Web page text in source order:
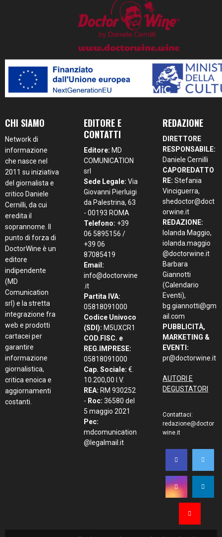
CHI SIAMO
Network di
informazione
che nasce nel
2011 su iniziativa
del giornalista e
critico Daniele
Cernilli, da cui
eredita il
soprannome. Il
punto di forza di
DoctorWine è un
editore
indipendente
(MD
Comunication
srl) e la stretta
integrazione fra
web e prodotti
cartacei per
garantire
informazione
giornalistica,
critica enoica e
aggiornamenti
costanti.
EDITORE E
CONTATTI
Editore: MD
COMUNICATION
srl
Sede Legale: Via
Giovanni Pierluigi
da Palestrina, 63
- 00193 ROMA
Telefono: +39
06 5895156 /
+39 06
87085419
Email:
info@doctorwine
.it
Partita IVA:
05818091000
Codice Univoco
(SDI): M5UXCR1
COD.FISC. e
REG.IMPRESE:
05818091000
Cap. Sociale: €.
10.200,00 I.V.
REA: RM 930252
- Roc: 36580 del
5 maggio 2021
Pec:
mdcomunication
@legalmail.it
REDAZIONE
DIRETTORE
RESPONSABILE:
Daniele Cernilli
CAPOREDATTO
RE: Stefania
Vinciguerra,
shedoctor@doct
orwine.it
REDAZIONE:
Iolanda Maggio,
iolanda.maggio
@doctorwine.it
Barbara
Giannotti
(Calendario
Eventi),
bg.giannotti@gm
ail.com
PUBBLICITÀ,
MARKETING &
EVENTI:
pr@doctorwine.it
AUTORI E
DEGUSTATORI
Contattaci:
redazione@doctor
wine.it